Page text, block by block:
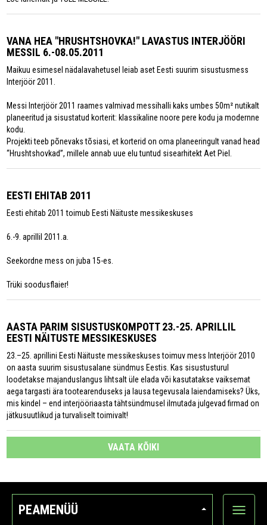
VANA HEA "HRUSHTSHOVKA!" LAVASTUS INTERJÖÖRI
MESSIL 6.-08.05.2011
Maikuu esimesel nädalavahetusel leiab aset Eesti suurim sisustusmess
Interjöör 2011.
Messi Interjöör 2011 raames valmivad messihalli kaks umbes 50m² nutikalt
planeeritud ja sisustatud korterit: klassikaline noore pere kodu ja modernne
kodu.
Projekti teeb põnevaks tõsiasi, et korterid on oma planeeringult vanad head
“Hrushtshovkad”, millele annab uue elu tuntud sisearhitekt Aet Piel.
EESTI EHITAB 2011
Eesti ehitab 2011 toimub Eesti Näituste messikeskuses
6.-9. aprillil 2011.a.
Seekordne mess on juba 15-es.
Trüki soodusflaier!
AASTA PARIM SISUSTUSKOMPOTT 23.-25. APRILLIL
EESTI NÄITUSTE MESSIKESKUSES
23.–25. aprillini Eesti Näituste messikeskuses toimuv mess Interjöör 2010
on aasta suurim sisustusalane sündmus Eestis. Kas sisustusturul
loodetakse majanduslangus lihtsalt üle elada või kasutatakse vaiksemat
aega targasti ära tootearenduseks ja lausa tegevusala laiendamiseks? Üks,
mis kindel – end interjööriaasta tähtsündmusel ilmutada julgevad firmad on
jätkusuutlikud ja turvaliselt toimivalt!
VAATA KÕIKI
PEAMENÜÜ
Ava